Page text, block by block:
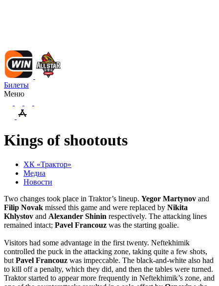
Билеты
Меню
Kings of shootouts
ХК «Трактор»
Медиа
Новости
Two changes took place in Traktor’s lineup. Yegor Martynov and
Filip Novak missed this game and were replaced by Nikita
Khlystov and Alexander Shinin respectively. The attacking lines
remained intact; Pavel Francouz was the starting goalie.
Visitors had some advantage in the first twenty. Neftekhimik
controlled the puck in the attacking zone, taking quite a few shots,
but Pavel Francouz was impeccable. The black-and-white also had
to kill off a penalty, which they did, and then the tables were turned.
Traktor started to appear more frequently in Neftekhimik’s zone, and